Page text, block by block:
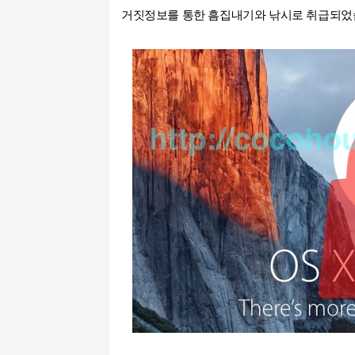
거짓정보를 통한 흠집내기와 낚시로 취급되